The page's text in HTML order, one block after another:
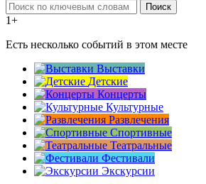
Поиск
1+
Есть несколько событий в этом месте
Выставки
Детские
Концерты
Культурные
Развлечения
Спортивные
Театральные
Фестивали
Экскурсии